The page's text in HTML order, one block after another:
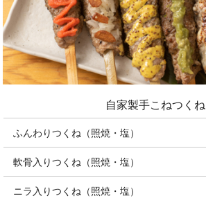
自家製手こねつくね
ふんわりつくね（照焼・塩）
軟骨入りつくね（照焼・塩）
ニラ入りつくね（照焼・塩）